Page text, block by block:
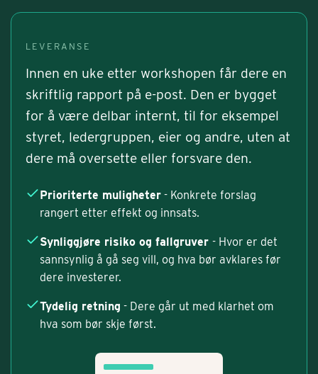
LEVERANSE
Innen en uke etter workshopen får dere en
skriftlig rapport på e-post. Den er bygget
for å være delbar internt, til for eksempel
styret, ledergruppen, eier og andre, uten at
dere må oversette eller forsvare den.
Prioriterte muligheter - Konkrete forslag
rangert etter effekt og innsats.
Synliggjøre risiko og fallgruver - Hvor er det
sannsynlig å gå seg vill, og hva bør avklares før
dere investerer.
Tydelig retning - Dere går ut med klarhet om
hva som bør skje først.